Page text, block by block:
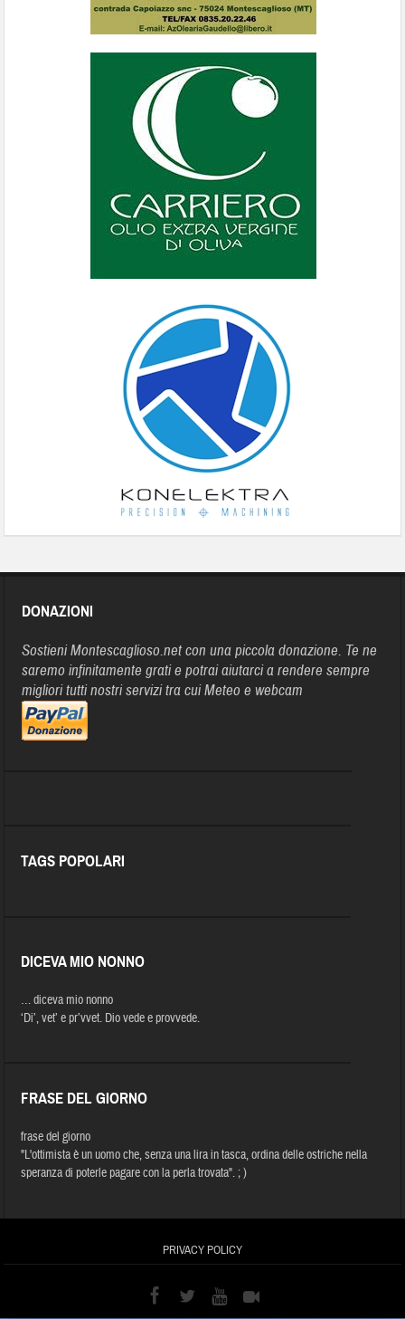
DONAZIONI
Sostieni Montescaglioso.net con una piccola donazione. Te ne
saremo infinitamente grati e potrai aiutarci a rendere sempre
migliori tutti nostri servizi tra cui Meteo e webcam
TAGS POPOLARI
DICEVA MIO NONNO
… diceva mio nonno
‘Di’, vet’ e pr’vvet. Dio vede e provvede.
FRASE DEL GIORNO
frase del giorno
"L'ottimista è un uomo che, senza una lira in tasca, ordina delle ostriche nella
speranza di poterle pagare con la perla trovata". ; )
PRIVACY POLICY